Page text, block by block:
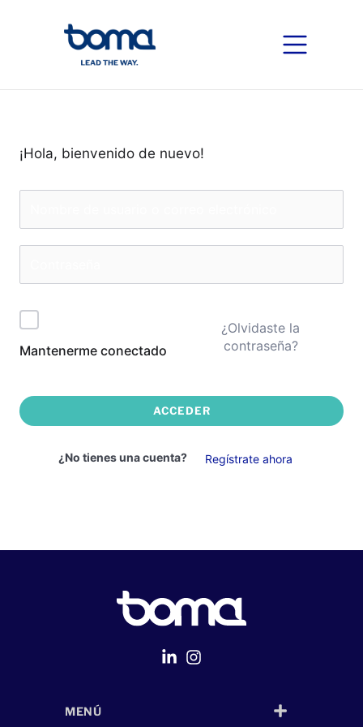
¡Hola, bienvenido de nuevo!
Mantenerme conectado
¿Olvidaste la
contraseña?
ACCEDER
¿No tienes una cuenta? Regístrate ahora
MENÚ
Página Web Despliegue Web